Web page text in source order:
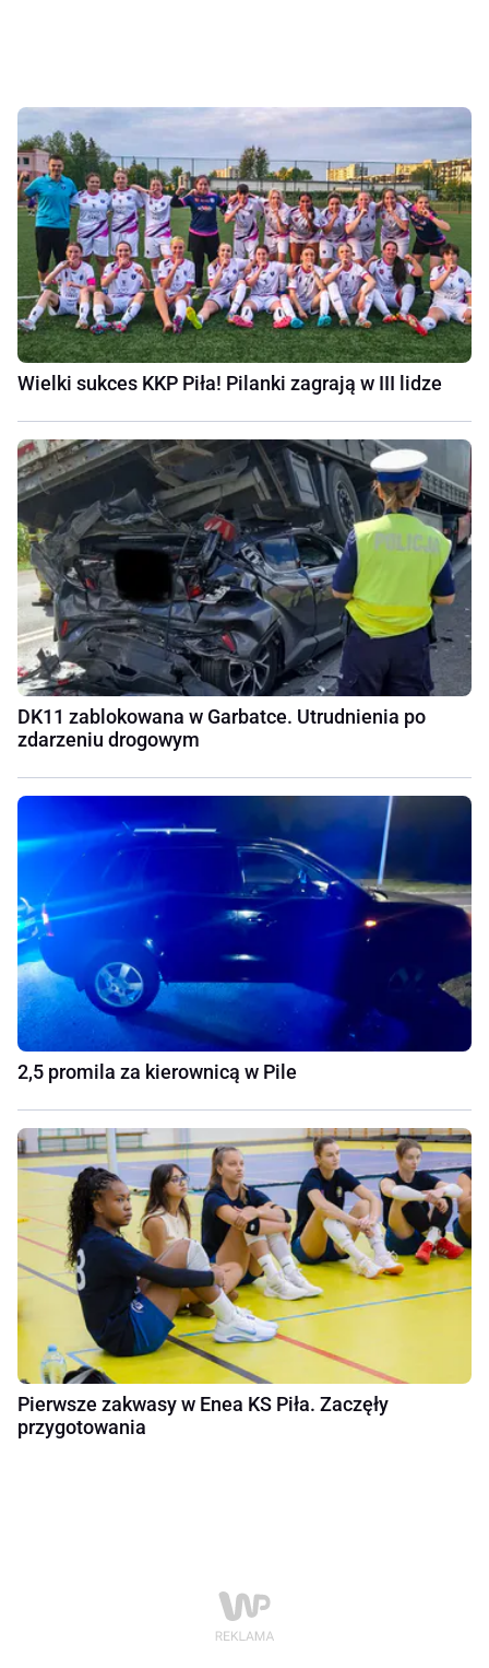
Wielki sukces KKP Piła! Pilanki zagrają w III lidze
DK11 zablokowana w Garbatce. Utrudnienia po
zdarzeniu drogowym
2,5 promila za kierownicą w Pile
Pierwsze zakwasy w Enea KS Piła. Zaczęły
przygotowania